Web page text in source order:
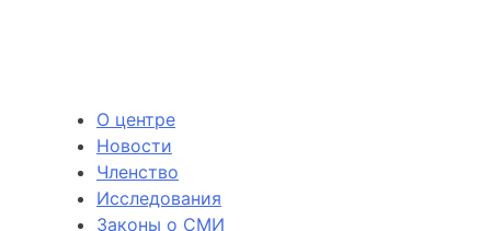
О центре
Новости
Членство
Исследования
Законы о СМИ